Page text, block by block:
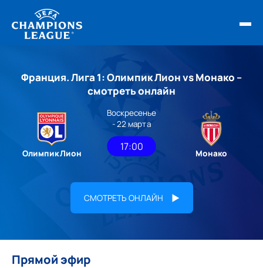
ОБЗОРЫ ЛЧ УЕФА
НОВОСТИ
РАСПИСАНИЕ
Франция. Лига 1: Олимпик Лион vs Монако –
смотреть онлайн
Олимпик Лион
Воскресенье
- 22 марта
17:00
Монако
СМОТРЕТЬ ОНЛАЙН
Прямой эфир